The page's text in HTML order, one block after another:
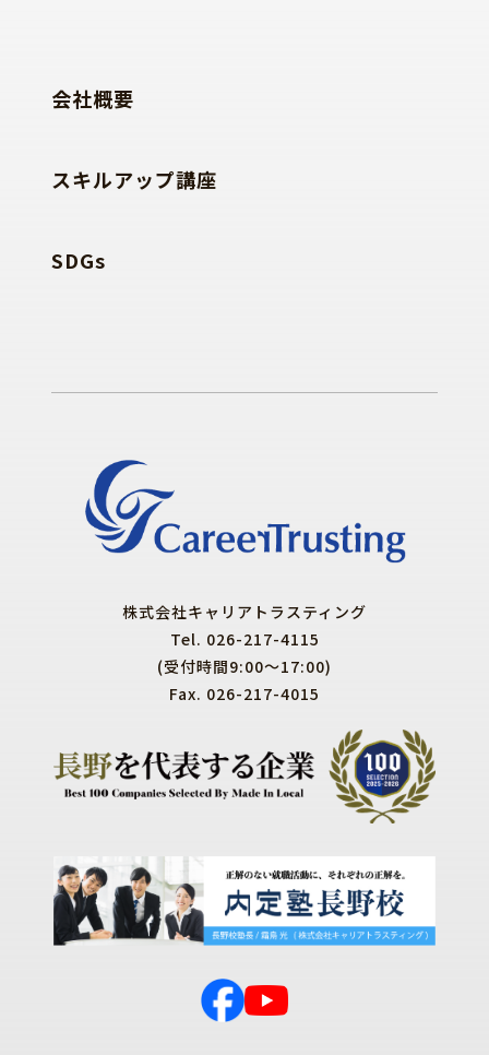
株式会社キャリアトラスティング
Tel. 026-217-4115
(受付時間9:00～17:00)
Fax. 026-217-4015
会社概要
スキルアップ講座
SDGs